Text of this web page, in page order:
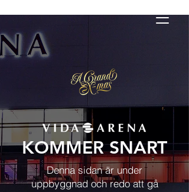
Lunchbuffé i VIDA Arena
Denna sidan är under
uppbyggnad och redo att gå
KOMMER SNART